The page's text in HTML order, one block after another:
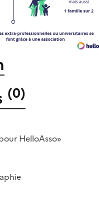
(0)
HelloAsso»